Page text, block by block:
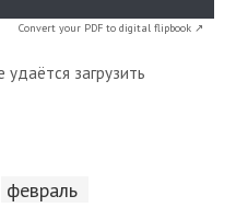
Convert your PDF to digital flipbook ↗
удаётся загрузить
февраль